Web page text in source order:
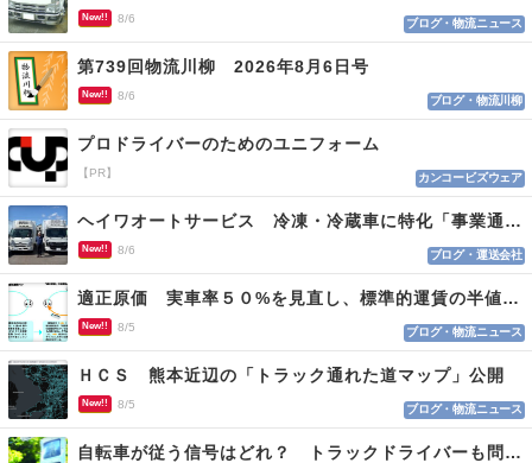
New!! 8/6 ブログ・物流ニュース
第739回物流川柳 2026年8月6日号
New!! 8/6 ブログ・物流川柳
プロドライバーのためのユニフォーム
【PR】 カンコービズウェア
ヘイワオートサービス 冷凍・冷蔵車に特化「事業通じ貢献目指す」
New!! 8/6 ブログ・運送会社
適正原価 実車率５０%を見直し、標準的運賃の半値の恐れも
New!! 8/5 ブログ・物流ニュース
ＨＣＳ 熊本近辺の「トラック通れた道マップ」公開
New!! 8/5 ブログ・物流ニュース
自転車が従う信号はどれ？ トラックドライバーも問われる認識